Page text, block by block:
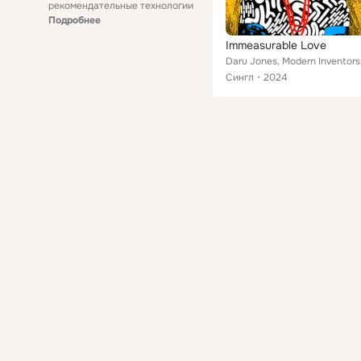
рекомендательные технологии
Подробнее
Immeasurable Love
Daru
Сингл
2024